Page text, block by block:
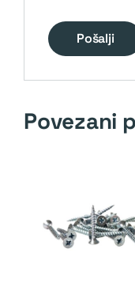
Povezani